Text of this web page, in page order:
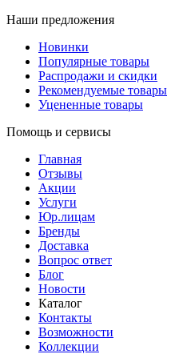
Наши предложения
Новинки
Популярные товары
Распродажи и скидки
Рекомендуемые товары
Уцененные товары
Помощь и сервисы
Главная
Отзывы
Акции
Услуги
Юр.лицам
Бренды
Доставка
Вопрос ответ
Блог
Новости
Каталог
Контакты
Возможности
Коллекции